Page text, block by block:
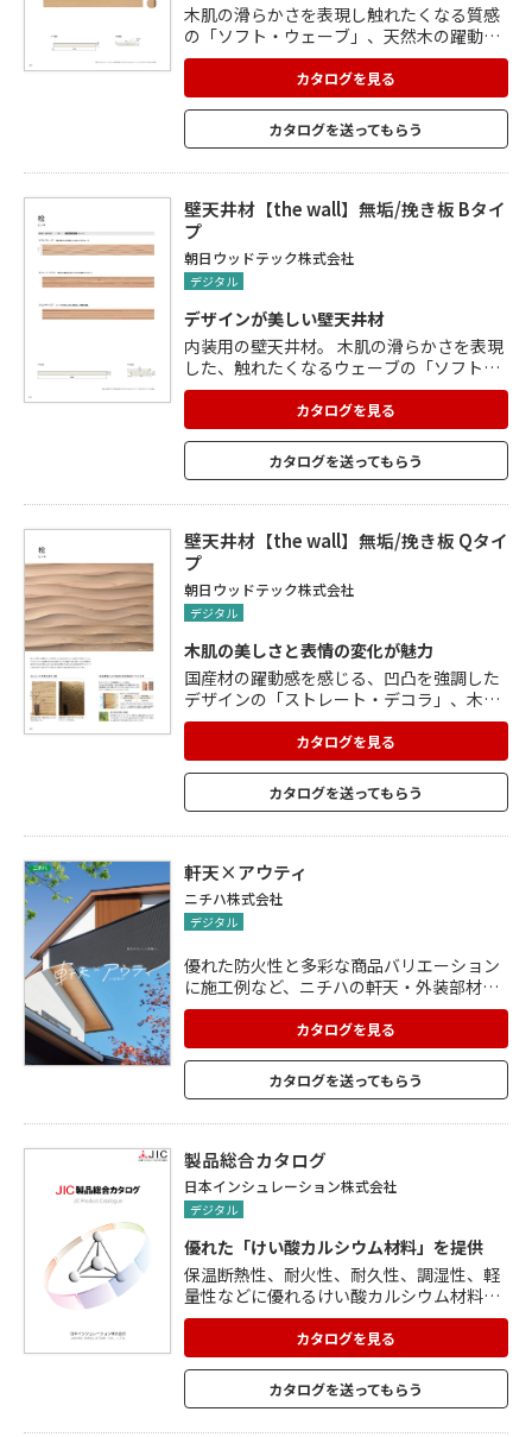
木肌の滑らかさを表現し触れたくなる質感
の「ソフト・ウェーブ」、天然木の躍動感
が感じられ凹凸を強調したデザインの「ス
トレート・デコラ」、シャープなデザイン
で木のぬくもりをモダンに表現した「シン
プル・リブ」、木の素材感や木目の美しさ
そのものをデザインした「フラット」があ
ックの4色展開。
カタログを見る
カタログを送ってもらう
壁天井材【the wall】無垢/挽き板 Bタイ
プ
朝日ウッドテック株式会社
デジタル
デザインが美しい壁天井材
内装用の壁天井材。 木肌の滑らかさを表現
した、触れたくなるウェーブの「ソフト・
ウェーブ」、国産材の躍動感を感じる、凹
凸を強調したデザインの「ストレート・デ
コラ」、規則正しく連続した直線が、シャ
ープな印象を与える「ストレート・リブ」
の3種類があります。 無塗装とクリアー塗
カタログを見る
カタログを送ってもらう
壁天井材【the wall】無垢/挽き板 Qタイ
プ
朝日ウッドテック株式会社
デジタル
木肌の美しさと表情の変化が魅力
国産材の躍動感を感じる、凹凸を強調した
デザインの「ストレート・デコラ」、木目
や年輪を彷彿させる、シンプルなラインが
連続した「ストレート・シンプル」、木肌
の滑らかさを表現した、触れたくなるウェ
ーブの「ソフト・ウェーブ」、木目の美し
さが際立つ、ミニマムなデザインの「ブロ
表情が変わります。 調湿建材マークを取
得。
カタログを見る
カタログを送ってもらう
軒天×アウティ
ニチハ株式会社
デジタル
優れた防火性と多彩な商品バリエーション
に施工例など、ニチハの軒天・外装部材ア
ウティの情報を掲載しています。
カタログを見る
カタログを送ってもらう
製品総合カタログ
日本インシュレーション株式会社
デジタル
優れた「けい酸カルシウム材料」を提供
保温断熱性、耐火性、耐久性、調湿性、軽
量性などに優れるけい酸カルシウム材料
を、プラント分野、一般設備分野、土木分
野、建築分野、素材分野ごとに掲載した総
合カタログ。 開発から生産、施工まで、責
任ある品質管理と全国展開する営業拠点を
活用し、高品質な商品を提供。 豊富な経験
カタログを見る
カタログを送ってもらう